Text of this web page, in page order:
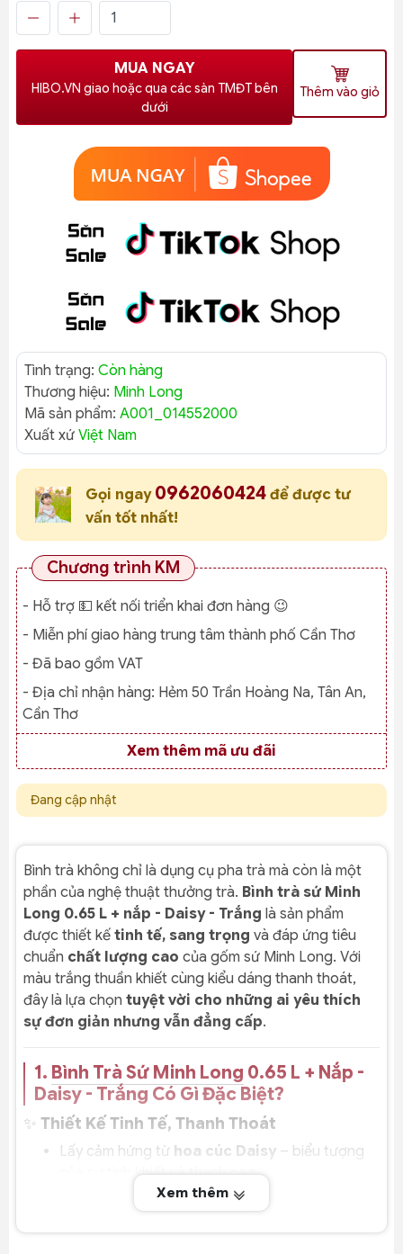
MUA NGAY
HIBO.VN giao hoặc qua các sàn TMĐT bên
dưới
Thêm vào giỏ
Tình trạng: Còn hàng
Thương hiệu: Minh Long
Mã sản phẩm: A001_014552000
Xuất xứ Việt Nam
Gọi ngay 0962060424 để được tư
vấn tốt nhất!
Chương trình KM
- Hỗ trợ 💵 kết nối triển khai đơn hàng 😉
- Miễn phí giao hàng trung tâm thành phố Cần Thơ
- Đã bao gồm VAT
- Địa chỉ nhận hàng: Hẻm 50 Trần Hoàng Na, Tân An,
Cần Thơ
Xem thêm mã ưu đãi
Đang cập nhật
Bình trà không chỉ là dụng cụ pha trà mà còn là một
phần của nghệ thuật thưởng trà. Bình trà sứ Minh
Long 0.65 L + nắp - Daisy - Trắng là sản phẩm
được thiết kế tinh tế, sang trọng và đáp ứng tiêu
chuẩn chất lượng cao của gốm sứ Minh Long. Với
màu trắng thuần khiết cùng kiểu dáng thanh thoát,
đây là lựa chọn tuyệt vời cho những ai yêu thích
sự đơn giản nhưng vẫn đẳng cấp.
1. Bình Trà Sứ Minh Long 0.65 L + Nắp -
Daisy - Trắng Có Gì Đặc Biệt?
✨ Thiết Kế Tinh Tế, Thanh Thoát
Lấy cảm hứng từ hoa cúc Daisy – biểu tượng
của sự tinh khiết và thanh cao.
thon nhẹ phần đáy
mềm mại, thanh lịch.
Tông màutrắng sứ sang trọng, phù hợp với
Xem thêm